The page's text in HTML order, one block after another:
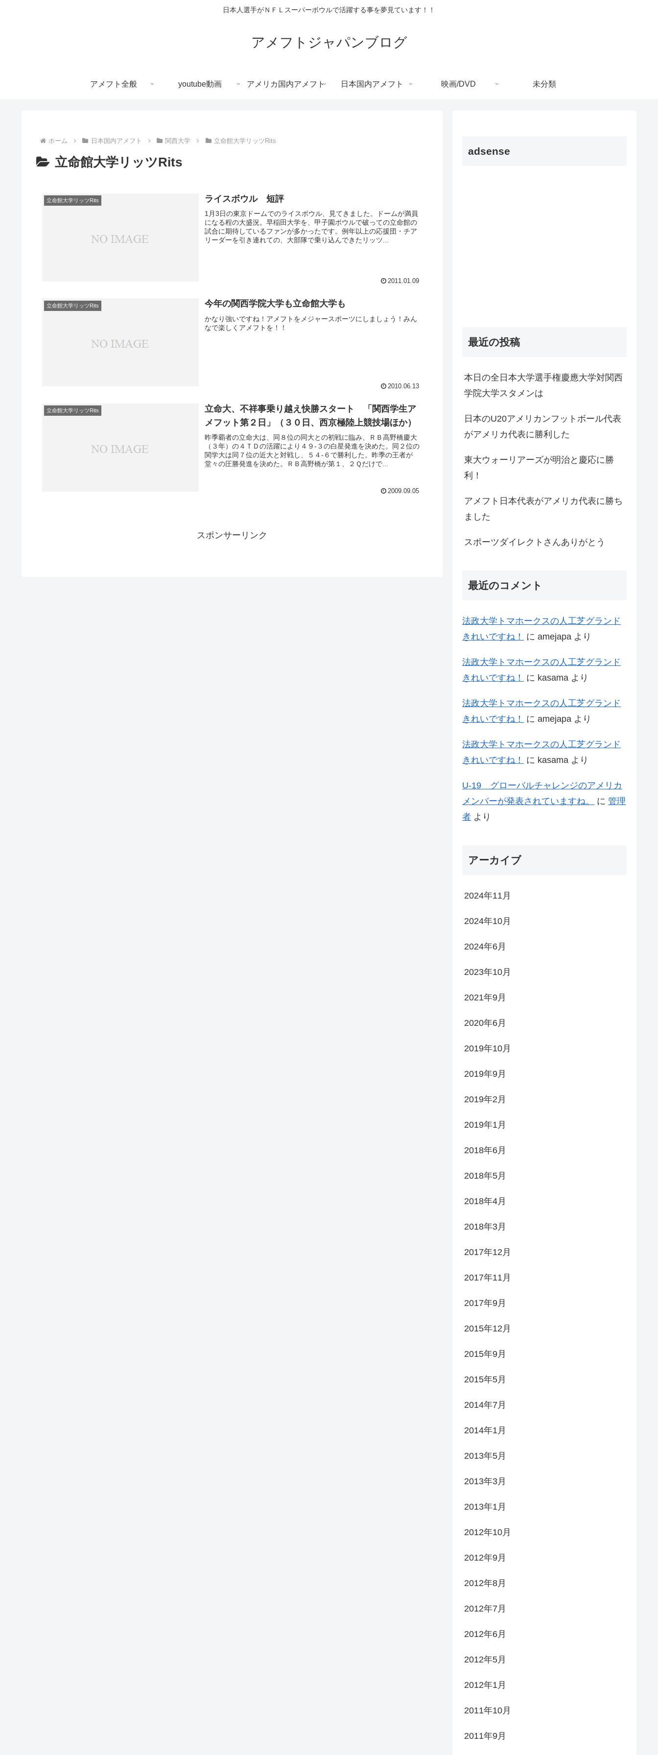
日本人選手がＮＦＬスーパーボウルで活躍する事を夢見ています！！
アメフトジャパンブログ
アメフト全般 youtube動画 アメリカ国内アメフト 日本国内アメフト 映画/DVD 未分類
ホーム 日本国内アメフト 関西大学 立命館大学リッツRits
立命館大学リッツRits
立命館大学リッツRits ライスボウル 短評
1月3日の東京ドームでのライスボウル、見てきました。ドームが満員
になる程の大盛況。早稲田大学を、甲子園ボウルで破っての立命館の
試合に期待しているファンが多かったです。例年以上の応援団・チア
リーダーを引き連れての、大部隊で乗り込んできたリッツ...
2011.01.09
立命館大学リッツRits 今年の関西学院大学も立命館大学も
かなり強いですね！アメフトをメジャースポーツにしましょう！みん
なで楽しくアメフトを！！
2010.06.13
立命館大学リッツRits
立命大、不祥事乗り越え快勝スタート 「関西学生ア
メフット第２日」（３０日、西京極陸上競技場ほか）
昨季覇者の立命大は、同８位の同大との初戦に臨み、ＲＢ高野橋慶大
（３年）の４ＴＤの活躍により４９-３の白星発進を決めた。同２位の
関学大は同７位の近大と対戦し、５４-６で勝利した。昨季の王者が
堂々の圧勝発進を決めた。ＲＢ高野橋が第１、２Ｑだけで...
2009.09.05
スポンサーリンク
adsense
最近の投稿
本日の全日本大学選手権慶應大学対関西
学院大学スタメンは
日本のU20アメリカンフットボール代表
がアメリカ代表に勝利した
東大ウォーリアーズが明治と慶応に勝
利！
アメフト日本代表がアメリカ代表に勝ち
ました
スポーツダイレクトさんありがとう
最近のコメント
法政大学トマホークスの人工芝グランド
きれいですね！
に amejapa より
法政大学トマホークスの人工芝グランド
きれいですね！
に kasama より
法政大学トマホークスの人工芝グランド
きれいですね！
に amejapa より
法政大学トマホークスの人工芝グランド
きれいですね！
に kasama より
U-19 グローバルチャレンジのアメリカ
メンバーが発表されていますね。
に 管理
者 より
アーカイブ
2024年11月
2024年10月
2024年6月
2023年10月
2021年9月
2020年6月
2019年10月
2019年9月
2019年2月
2019年1月
2018年6月
2018年5月
2018年4月
2018年3月
2017年12月
2017年11月
2017年9月
2015年12月
2015年9月
2015年5月
2014年7月
2014年1月
2013年5月
2013年3月
2013年1月
2012年10月
2012年9月
2012年8月
2012年7月
2012年6月
2012年5月
2012年1月
2011年10月
2011年9月